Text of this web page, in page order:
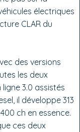
électriques
CLAR du
des versions
les deux
3.0 assistés
il développe 313
ch en essence.
ces deux